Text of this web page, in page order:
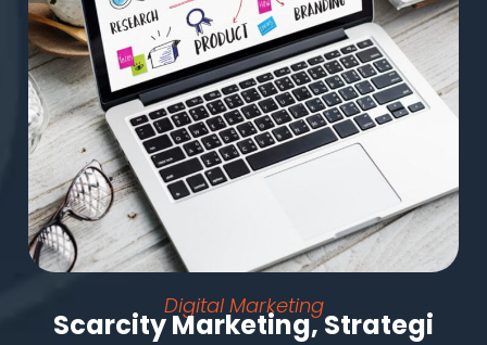
Digital Marketing
Scarcity Marketing, Strategi